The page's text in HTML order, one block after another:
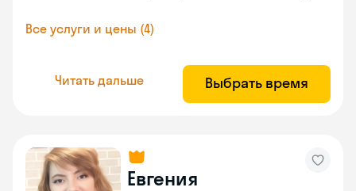
Все услуги и цены (4)
Читать дальше Выбрать время
Евгения